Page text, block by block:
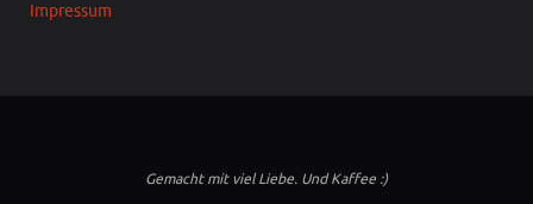
Impressum
Gemacht mit viel Liebe. Und Kaffee :)